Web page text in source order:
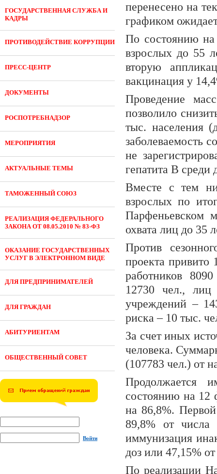
ГОСУДАРСТВЕННАЯ СЛУЖБА И
КАДРЫ
ПРОТИВОДЕЙСТВИЕ КОРРУПЦИИ
ПРЕСС-ЦЕНТР
ДОКУМЕНТЫ
РОСПОТРЕБНАДЗОР
МЕРОПРИЯТИЯ
АКТУАЛЬНЫЕ ТЕМЫ
ТАМОЖЕННЫЙ СОЮЗ
РЕАЛИЗАЦИЯ ФЕДЕРАЛЬНОГО
ЗАКОНА ОТ 08.05.2010 № 83-ФЗ
ОКАЗАНИЕ ГОСУДАРСТВЕННЫХ
УСЛУГ В ЭЛЕКТРОННОМ ВИДЕ
ДЛЯ ПРЕДПРИНИМАТЕЛЕЙ
ДЛЯ ГРАЖДАН
АБИТУРИЕНТАМ
ОБЩЕСТВЕННЫЙ СОВЕТ
Войти
перенесено на
графиком
По состоянию на
взрослых до 55
вторую
вакцинация у
Проведение
позволило
тыс. населения
заболеваемость
не
гепатита В среди
Вместе с тем
взрослых по
Парфеньевском
охвата лиц до 35
Против
проекта привито
работников
12730 чел.,
учреждений –
риска – 10 тыс.
За счет иных
человека.
(107783 чел.) от
Продолжается
состоянию на 12
на 86,8%. Первой
89,8% от числа
иммунизация
доз или 47,15%
По реализации